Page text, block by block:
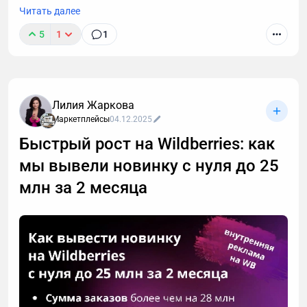
Ольгина история показывает: хобби + упорство =
бизнес.
Начни сегодня!
выбрать.
Читать далее
5 1 1
Лилия Жаркова
Маркетплейсы04.12.2025
Быстрый рост на Wildberries: как
мы вывели новинку с нуля до 25
млн за 2 месяца